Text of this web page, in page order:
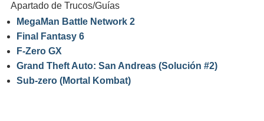
Apartado de Trucos/Guías
MegaMan Battle Network 2
Final Fantasy 6
F-Zero GX
Grand Theft Auto: San Andreas (Solución #2)
Sub-zero (Mortal Kombat)